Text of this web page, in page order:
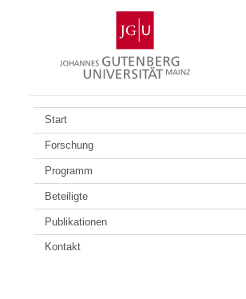
Gutenberg-
Universität
Mainz
Start
Forschung
Programm
Beteiligte
Publikationen
Kontakt